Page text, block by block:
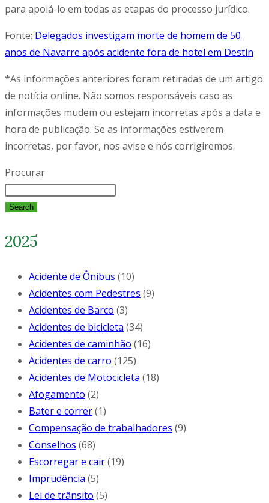
para apoiá-lo em todas as etapas do processo jurídico.
Fonte: Delegados investigam morte de homem de 50
anos de Navarre após acidente fora de hotel em Destin
*As informações anteriores foram retiradas de um artigo
de notícia online. Não somos responsáveis caso as
informações mudem ou estejam incorretas após a data e
hora de publicação. Se as informações estiverem
incorretas, por favor, nos avise e nós corrigiremos.
Procurar
Search
2025
Acidente de Ônibus (10)
Acidentes com Pedestres (9)
Acidentes de Barco (3)
Acidentes de bicicleta (34)
Acidentes de caminhão (16)
Acidentes de carro (125)
Acidentes de Motocicleta (18)
Afogamento (2)
Bater e correr(1)
Compensação de trabalhadores (9)
Conselhos (68)
Escorregar e cair(19)
Imprudência (5)
Lei de trânsito (5)